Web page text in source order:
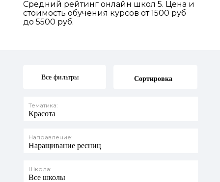
Средний рейтинг онлайн школ 5. Цена и
стоимость обучения курсов от 1500 руб
до 5500 руб.
Все фильтры Сортировка
Тематика:
Красота
Направление:
Наращивание ресниц
Школа:
Все школы